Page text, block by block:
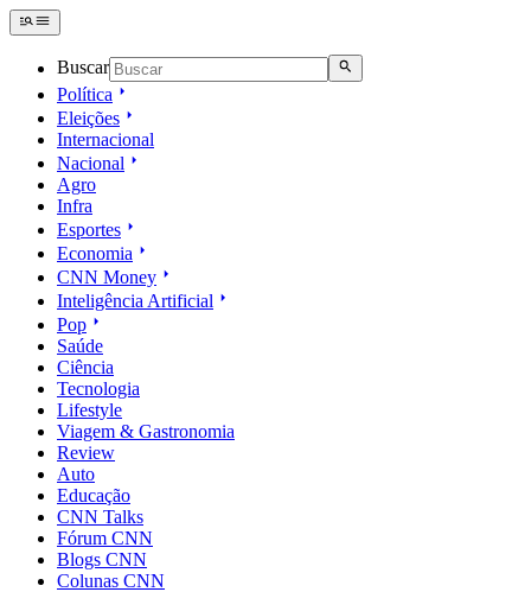
Buscar
Política
Eleições
Internacional
Nacional
Agro
Infra
Esportes
Economia
CNN Money
Inteligência Artificial
Pop
Saúde
Ciência
Tecnologia
Lifestyle
Viagem & Gastronomia
Review
Auto
Educação
CNN Talks
Fórum CNN
Blogs CNN
Colunas CNN